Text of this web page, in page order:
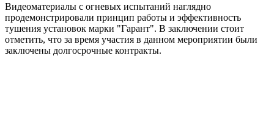
Видеоматериалы с огневых испытаний наглядно
продемонстрировали принцип работы и эффективность
тушения установок марки "Гарант". В заключении стоит
отметить, что за время участия в данном мероприятии были
заключены долгосрочные контракты.